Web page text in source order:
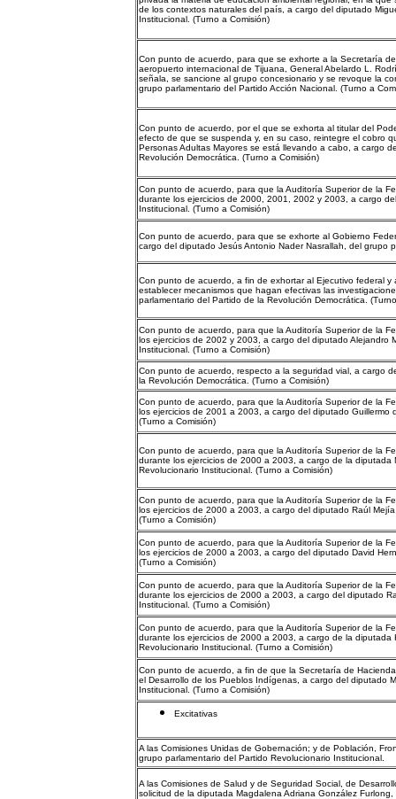
de los contextos naturales del país, a cargo del diputado
Institucional. (Turno a Comisión)
Con punto de acuerdo, para que se exhorte a la Secretaría
aeropuerto internacional de Tijuana, General Abelardo L.
señala, se sancione al grupo concesionario y se revoque la
grupo parlamentario del Partido Acción Nacional. (Turno a
Con punto de acuerdo, por el que se exhorta al titular del
efecto de que se suspenda y, en su caso, reintegre el cobro
Personas Adultas Mayores se está llevando a cabo, a cargo
Revolución Democrática. (Turno a Comisión)
Con punto de acuerdo, para que la Auditoría Superior de la
durante los ejercicios de 2000, 2001, 2002 y 2003, a cargo
Institucional. (Turno a Comisión)
Con punto de acuerdo, para que se exhorte al Gobierno
cargo del diputado Jesús Antonio Nader Nasrallah, del grupo
Con punto de acuerdo, a fin de exhortar al Ejecutivo federal
establecer mecanismos que hagan efectivas las
parlamentario del Partido de la Revolución Democrática.
Con punto de acuerdo, para que la Auditoría Superior de la
los ejercicios de 2002 y 2003, a cargo del diputado Alejandro
Institucional. (Turno a Comisión)
Con punto de acuerdo, respecto a la seguridad vial, a cargo
la Revolución Democrática. (Turno a Comisión)
Con punto de acuerdo, para que la Auditoría Superior de la
los ejercicios de 2001 a 2003, a cargo del diputado Guillermo
(Turno a Comisión)
Con punto de acuerdo, para que la Auditoría Superior de la
durante los ejercicios de 2000 a 2003, a cargo de la
Revolucionario Institucional. (Turno a Comisión)
Con punto de acuerdo, para que la Auditoría Superior de la
los ejercicios de 2000 a 2003, a cargo del diputado Raúl
(Turno a Comisión)
Con punto de acuerdo, para que la Auditoría Superior de la
los ejercicios de 2000 a 2003, a cargo del diputado David
(Turno a Comisión)
Con punto de acuerdo, para que la Auditoría Superior de la
durante los ejercicios de 2000 a 2003, a cargo del diputado
Institucional. (Turno a Comisión)
Con punto de acuerdo, para que la Auditoría Superior de la
durante los ejercicios de 2000 a 2003, a cargo de la
Revolucionario Institucional. (Turno a Comisión)
Con punto de acuerdo, a fin de que la Secretaría de
el Desarrollo de los Pueblos Indígenas, a cargo del diputado
Institucional. (Turno a Comisión)
Excitativas
A las Comisiones Unidas de Gobernación; y de Población,
grupo parlamentario del Partido Revolucionario Institucional.
A las Comisiones de Salud y de Seguridad Social, de
solicitud de la diputada Magdalena Adriana González